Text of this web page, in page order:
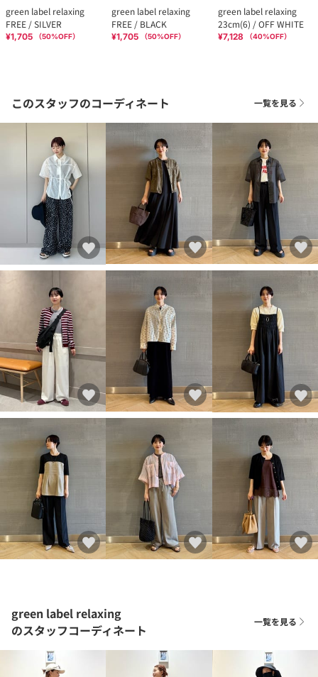
green label relaxing
FREE / SILVER
¥1,705 （50%OFF）
green label relaxing
FREE / BLACK
¥1,705 （50%OFF）
green label relaxing
23cm(6) / OFF WHITE
¥7,128 （40%OFF）
このスタッフのコーディネート 一覧を見る
green label relaxing
のスタッフコーディネート
一覧を見る